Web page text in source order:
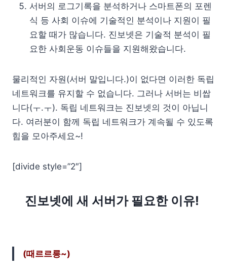
서버의 로그기록을 분석하거나 스마트폰의 포렌
식 등 사회 이슈에 기술적인 분석이나 지원이 필
요할 때가 많습니다. 진보넷은 기술적 분석이 필
요한 사회운동 이슈들을 지원해왔습니다.
물리적인 자원(서버 말입니다.)이 없다면 이러한 독립
네트워크를 유지할 수 없습니다. 그러나 서버는 비쌉
니다(ㅜ.ㅜ). 독립 네트워크는 진보넷의 것이 아닙니
다. 여러분이 함께 독립 네트워크가 계속될 수 있도록
힘을 모아주세요~!
[divide style=”2″]
진보넷에 새 서버가 필요한 이유!
(때르르릉~)